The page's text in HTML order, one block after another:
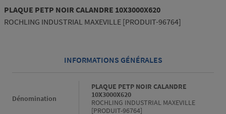
PLAQUE PETP NOIR CALANDRE 10X3000X620
ROCHLING INDUSTRIAL MAXEVILLE [PRODUIT-96764]
INFORMATIONS GÉNÉRALES
Dénomination
PLAQUE PETP NOIR CALANDRE
10X3000X620
ROCHLING INDUSTRIAL MAXEVILLE
[PRODUIT-96764]